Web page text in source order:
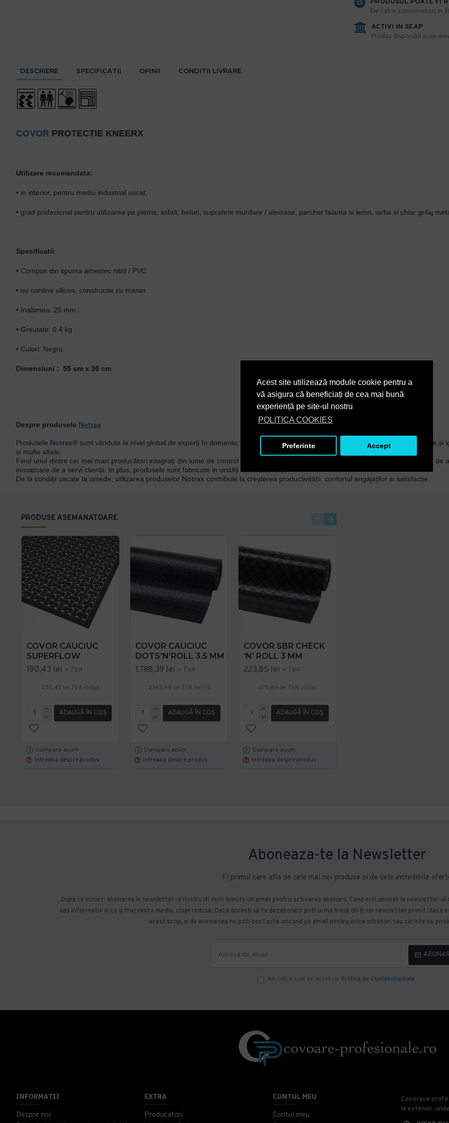
Acest site utilizează module cookie pentru a
vă asigura că beneficiați de cea mai bună
experiență pe site-ul nostru
POLITICA COOKIES
Preferinte Accept
PRODUSUL POATE FI
De catre consumatori in
ACTIVI IN SEAP
Produs disponibil si pe
DESCRIERE SPECIFICATII OPINII CONDITII LIVRARE
COVOR PROTECTIE KNEERX
Utilizare recomandata:
• in interior, pentru mediu industrial uscat,
• grad profesional pentru utilizarea pe pietris, asfalt, beton, suprafete murdare / uleioase, parchet faianta si lemn, iarba si chiar grilaj
Specificatii:
• Compus din spuma amestec nitril / PVC
• nu contine silicon, constructie cu maner
• Inaltimea: 25 mm.
• Greutate: 0.4 kg
• Culori: Negru.
Dimensiuni : 55 cm x 30 cm
Despre produsele Notrax
Produsele Notrax® sunt vândute la nivel global de experți în domeniu, care operează în segmente de nișă din domeniile de curățare și
și multe altele.
Fiind unul dintre cei mai mari producători integrați din lume de control al prafului și covorașe industriale, angajamentul
este de
inovatoare de a servi clienții. In plus, produsele sunt fabricate in unități certificate ISO.
De la condiții uscate la umede, utilizarea produselor Notrax contribuie la creșterea productivității, confortul angajaților si satisfacție.
PRODUSE ASEMANATOARE
COVOR CAUCIUC
SUPERFLOW
190,43 lei + TVA
230,42 lei TVA inclus
ADAUGĂ ÎN COŞ
Cumpara acum
Intreaba despre produs
COVOR CAUCIUC
DOTS'N'ROLL 3.5 MM
1.788,39 lei + TVA
2.163,95 lei TVA inclus
ADAUGĂ ÎN COŞ
Cumpara acum
Intreaba despre produs
COVOR SBR CHECK
‘N’ ROLL 3 MM
223,85 lei + TVA
270,86 lei TVA inclus
ADAUGĂ ÎN COŞ
Cumpara acum
Intreaba despre produs
Aboneaza-te la Newsletter
Fi primul care afla de cele mai noi produse si de cele incredibile
Dupa ce initiezi abonarea la newsletter-ul nostru iti vom trimite un email pentru activarea abonarii. Cand esti abonat la newsletter-
sau informativ si cu o frecventa medie, chiar redusa. Daca doresti sa te dezabonezi poti urma linkul dintr-un newsletter primit, daca
acest scop, si de asemenea ne poti contacta oricand pe email pentru orice intrebari sau cerinte cu
Am citit şi sunt de acord cu Politica de Confidentialitate
INFORMATII
Despre noi
EXTRA
Producatori
CONTUL MEU
Contul meu
Covorase
la exterior,